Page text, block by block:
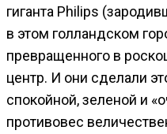
гиганта Philips
в этом голландском
превращенного в
центр. И они сделали
спокойной, зеленой и
противовес